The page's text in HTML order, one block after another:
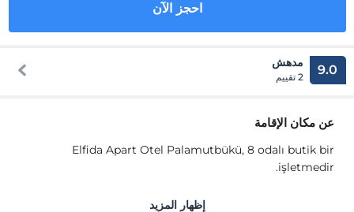
احجز الآن
9.0 مدهش
2 تقييم
عن مكان الإقامة
Elfida Apart Otel Palamutbükü, 8 odalı butik bir
işletmedir.
إظهار المزيد